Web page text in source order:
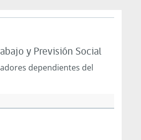
y Previsión Social
dependientes del